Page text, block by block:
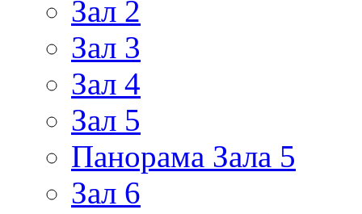
Зал 2
Зал 3
Зал 4
Зал 5
Панорама Зала 5
Зал 6